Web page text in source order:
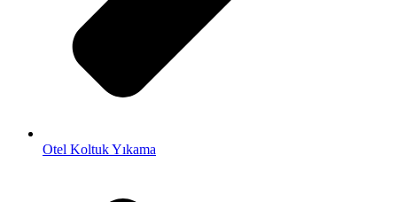
Otel Koltuk Yıkama